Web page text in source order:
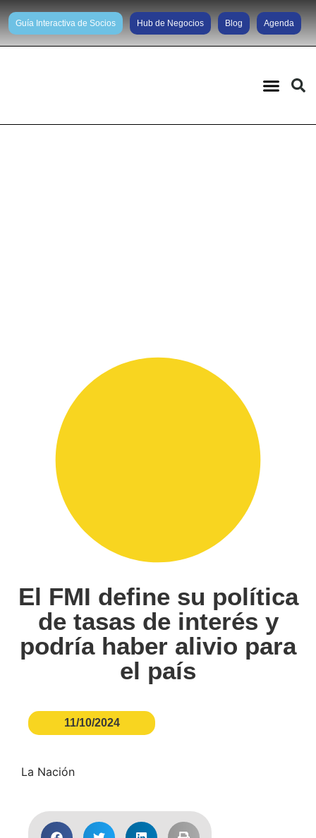
Guía Interactiva de Socios Hub de Negocios Blog Agenda
El FMI define su política
de tasas de interés y
podría haber alivio para
el país
11/10/2024
La Nación